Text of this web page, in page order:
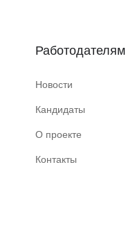
Работодателям
Новости
Кандидаты
О проекте
Контакты